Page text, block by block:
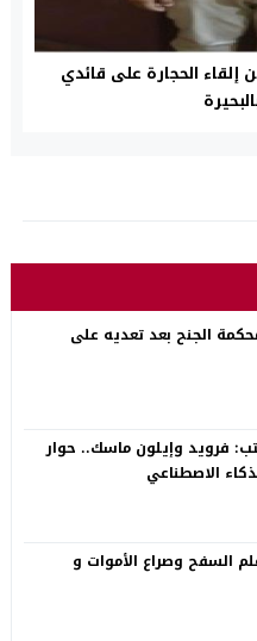
الحجارة على قائدي
الجنح بعد تعديه على
فرويد وإيلون ماسك.. حوار
الاصطناعي
حسين النجار يكتب : علم السفح وصراع الأموات و